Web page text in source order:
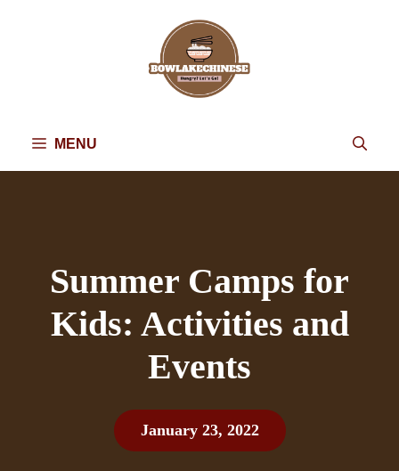
MENU
Summer Camps for
Kids: Activities and
Events
January 23, 2022